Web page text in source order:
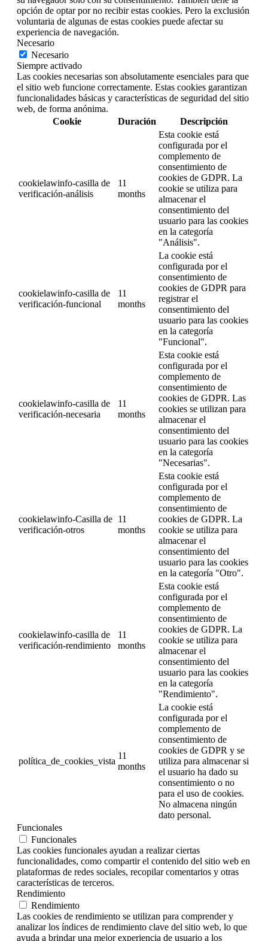
opción de optar por no recibir estas cookies. Pero la exclusión
voluntaria de algunas de estas cookies puede afectar su
experiencia de navegación.
Necesario
Necesario
Siempre activado
Las cookies necesarias son absolutamente esenciales para que
el sitio web funcione correctamente. Estas cookies garantizan
funcionalidades básicas y características de seguridad del sitio
web, de forma anónima.
Cookie
Duración Descripción
cookielawinfo-casilla de
verificación-análisis
11
months
Esta cookie está
configurada por el
complemento de
consentimiento de
cookies de GDPR. La
cookie se utiliza para
almacenar el
consentimiento del
usuario para las cookies
en la categoría
"Análisis".
cookielawinfo-casilla de
verificación-funcional
11
months
La cookie está
configurada por el
consentimiento de
cookies de GDPR para
registrar el
consentimiento del
usuario para las cookies
en la categoría
"Funcional".
cookielawinfo-casilla de
verificación-necesaria
11
months
Esta cookie está
configurada por el
complemento de
consentimiento de
cookies de GDPR. Las
cookies se utilizan para
almacenar el
consentimiento del
usuario para las cookies
en la categoría
"Necesarias".
cookielawinfo-Casilla de
verificación-otros
11
months
Esta cookie está
configurada por el
complemento de
consentimiento de
cookies de GDPR. La
cookie se utiliza para
almacenar el
consentimiento del
usuario para las cookies
en la categoría "Otro".
cookielawinfo-casilla de
verificación-rendimiento
11
months
Esta cookie está
configurada por el
complemento de
consentimiento de
cookies de GDPR. La
cookie se utiliza para
almacenar el
consentimiento del
usuario para las cookies
en la categoría
"Rendimiento".
política_de_cookies_vista
11
months
La cookie está
configurada por el
complemento de
consentimiento de
cookies de GDPR y se
utiliza para almacenar si
el usuario ha dado su
consentimiento o no
para el uso de cookies.
No almacena ningún
dato personal.
Funcionales
Funcionales
Las cookies funcionales ayudan a realizar ciertas
funcionalidades, como compartir el contenido del sitio web en
plataformas de redes sociales, recopilar comentarios y otras
características de terceros.
Rendimiento
Rendimiento
Las cookies de rendimiento se utilizan para comprender y
analizar los índices de rendimiento clave del sitio web, lo que
ayuda a brindar una mejor experiencia de usuario a los